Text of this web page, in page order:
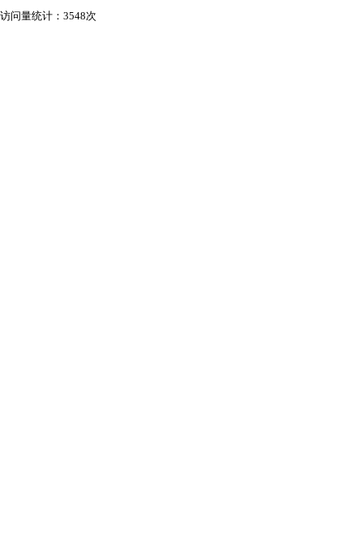
访问量统计：3548次